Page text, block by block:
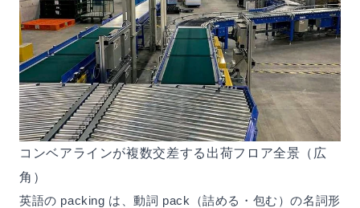
コンベアラインが複数交差する出荷フロア全景（広
角）
英語の packing は、動詞 pack（詰める・包む）の名詞形